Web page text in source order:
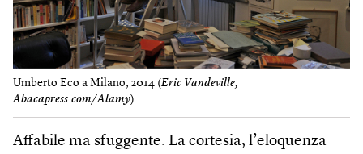
Umberto Eco a Milano, 2014 (Eric Vandeville,
Abacapress.com/Alamy)
Affabile ma sfuggente. La cortesia, l’eloquenza